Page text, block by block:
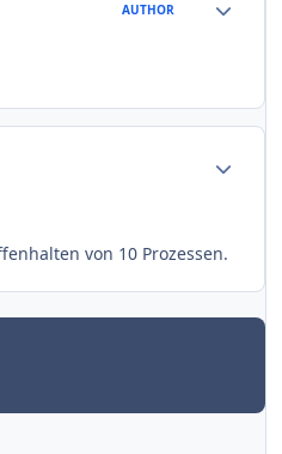
AUTHOR
von 10 Prozessen.